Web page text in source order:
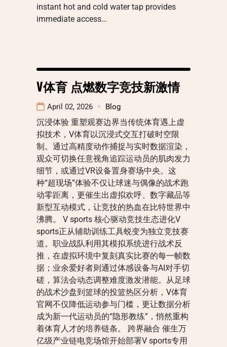
instant hot and cold water tap provides
immediate access…
V体育 点燃数字竞技新激情
April 02, 2026 Blog
沉浸体验 重塑观赛边界当传统体育遇上虚
拟技术，V体育以沉浸式交互打破时空限
制。通过高精度动作捕捉与实时数据渲染，
观众可切换任意视角追踪运动员的肌肉发力
细节，或通过VR设备置身赛场中央。这
种“超现场”体验不仅让球迷与偶像的战术跑
动零距离，更催生出虚拟欢呼、数字藏品等
新型互动模式，让竞技的热血在比特世界中
沸腾。 V sports 核心驱动竞技生态进化V
sports正从辅助训练工具蜕变为独立竞技赛
道。职业战队利用其模拟系统进行战术反
推，在虚拟环境中复刻真实比赛的每一帧数
据；业余爱好者则通过体感设备与AI对手切
磋，算法会动态调整难度激发潜能。从足球
的战术沙盘到篮球的投篮热区分析，V体育
官网不仅降低运动参与门槛，更让数据分析
成为新一代运动员的“隐形教练”，悄然重构
着体育人才的培养链条。 跨界融合 催生万
亿级产业链电竞场馆开始部署V sports专用